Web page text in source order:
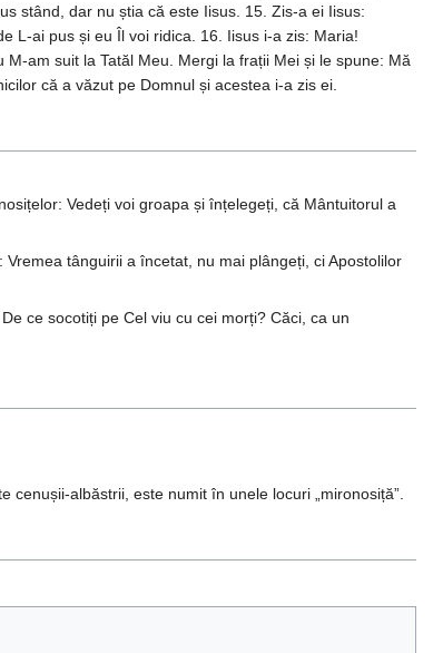
stând, dar nu știa că este Iisus. 15. Zis-a ei Iisus:
L-ai pus și eu Îl voi ridica. 16. Iisus i-a zis: Maria!
am suit la Tatăl Meu. Mergi la frații Mei și le spune: Mă
că a văzut pe Domnul și acestea i-a zis ei.
Vedeți voi groapa și înțelegeți, că Mântuitorul a
tânguirii a încetat, nu mai plângeți, ci Apostolilor
ce socotiți pe Cel viu cu cei morți? Căci, ca un
cenușii-albăstrii, este numit în unele locuri „mironosiță”.